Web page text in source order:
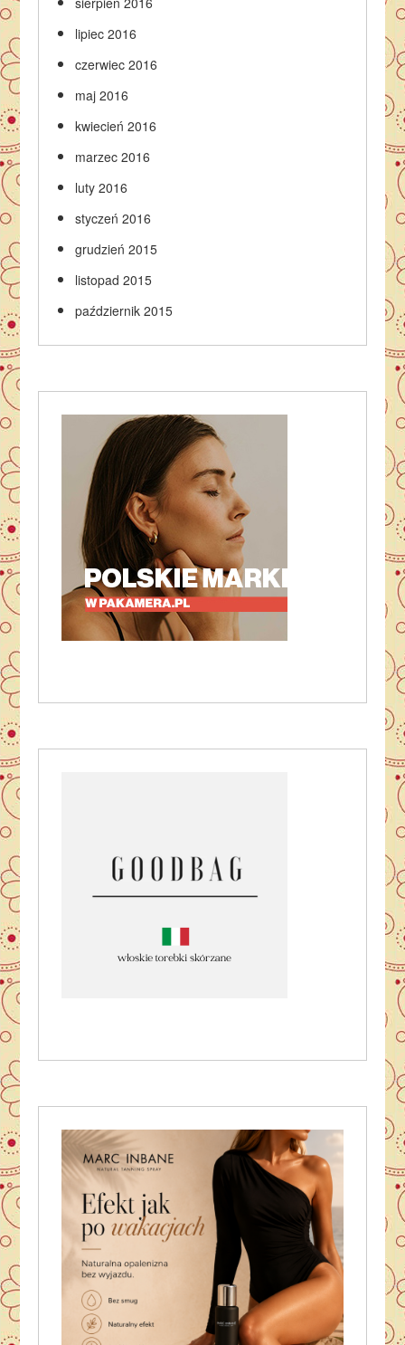
lipiec 2016
czerwiec 2016
maj 2016
kwiecień 2016
marzec 2016
luty 2016
styczeń 2016
grudzień 2015
listopad 2015
październik 2015